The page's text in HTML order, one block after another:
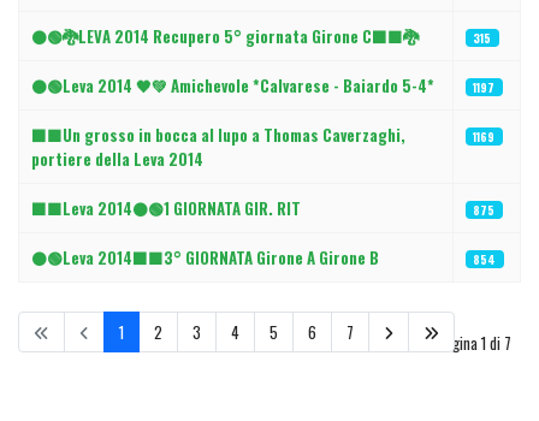
⚫🟢🐉LEVA 2014 Recupero 5° giornata Girone C⬛🟩🐉 315
⚫🟢Leva 2014 🖤💚 Amichevole *Calvarese - Baiardo 5-4* 1197
⬛🟩Un grosso in bocca al lupo a Thomas Caverzaghi,
portiere della Leva 2014
1169
⬛🟩Leva 2014⚫🟢1 GIORNATA GIR. RIT 875
⚫🟢Leva 2014⬛🟩3° GIORNATA Girone A Girone B 854
Pagina 1 di 7
1 2 3 4 5 6 7